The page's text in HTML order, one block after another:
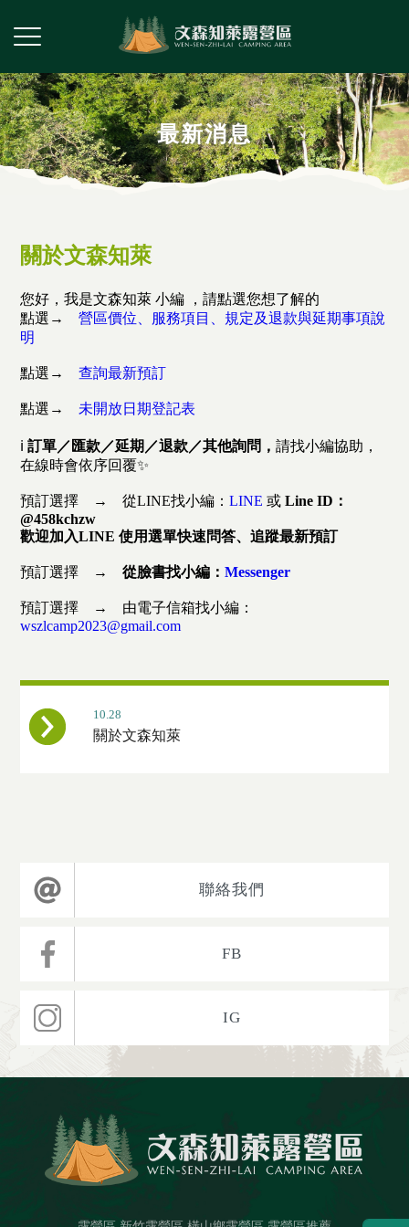
最新消息
關於文森知萊
您好，我是文森知萊 小編 ，請點選您想了解的
點選→營區價位、服務項目、規定及退款與延期事項說
明
點選→查詢最新預訂
點選→ 未開放日期登記表
ℹ️訂單／匯款／延期／退款／其他詢問，請找小編協助，
在線時會依序回覆✨
預訂選擇 → 從LINE找小編：LINE 或Line ID：
@458kchzw
歡迎加入LINE 使用選單快速問答、追蹤最新預訂
預訂選擇 →從臉書找小編：Messenger
預訂選擇 → 由電子信箱找小編：
wszlcamp2023@gmail.com
10.28
關於文森知萊
聯絡我們
FB
IG